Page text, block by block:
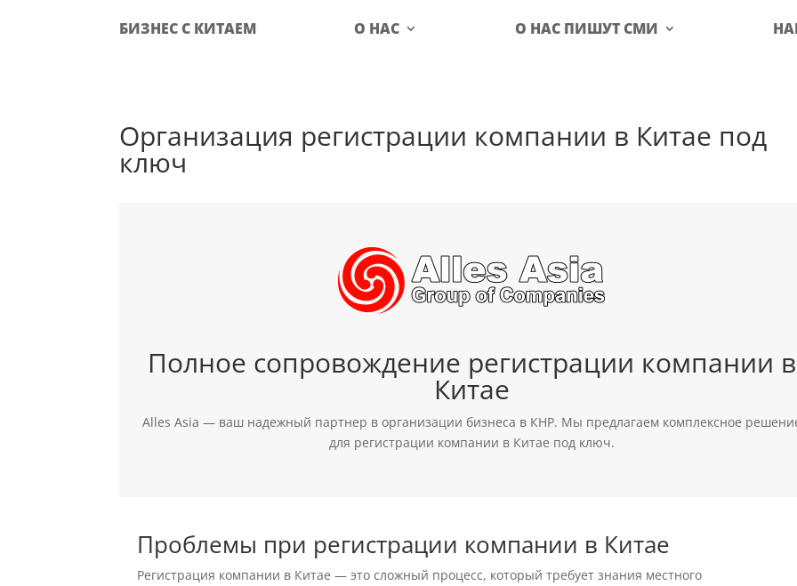
БИЗНЕС С КИТАЕМ О НАС О НАС ПИШУТ СМИ
Организация регистрации компании в Китае под
ключ
Полное сопровождение регистрации компании в
Китае
Alles Asia — ваш надежный партнер в организации бизнеса в КНР. Мы предлагаем комплексное
для регистрации компании в Китае под ключ.
Проблемы при регистрации компании в Китае
Регистрация компании в Китае — это сложный процесс, который требует знания местного